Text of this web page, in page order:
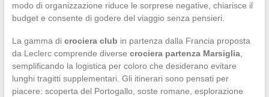
modo di organizzazione riduce le sorprese negative, chiarisce il
budget e consente di godere del viaggio senza pensieri.
La gamma di crociera club in partenza dalla Francia proposta
da Leclerc comprende diverse crociera partenza Marsiglia,
semplificando la logistica per coloro che desiderano evitare
lunghi tragitti supplementari. Gli itinerari sono pensati per
piacere: scoperta del Portogallo, soste romane, esplorazione